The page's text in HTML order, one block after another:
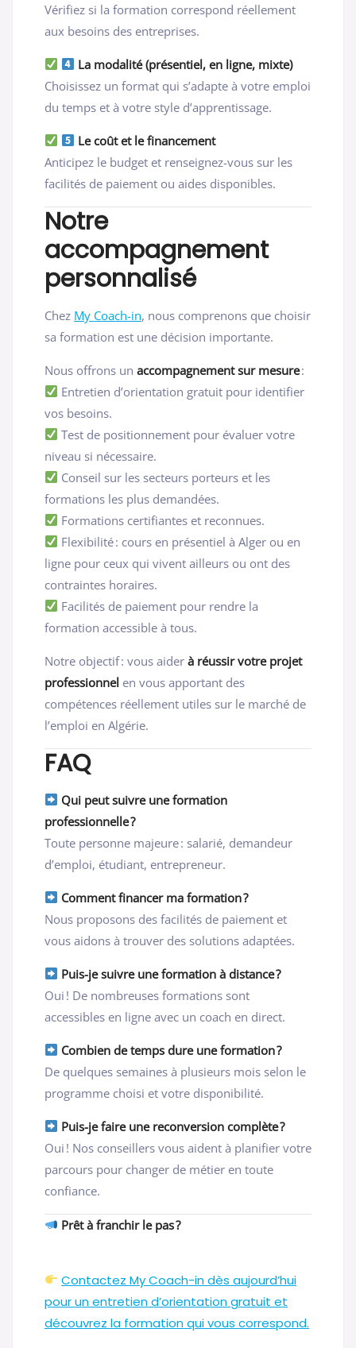
Vérifiez si la formation correspond réellement
aux besoins des entreprises.
La modalité (présentiel, en ligne, mixte)
Choisissez un format qui s’adapte à votre emploi
du temps et à votre style d’apprentissage.
Le coût et le financement
Anticipez le budget et renseignez-vous sur les
facilités de paiement ou aides disponibles.
Notre
accompagnement
personnalisé
Chez My Coach-in, nous comprenons que choisir
sa formation est une décision importante.
Nous offrons un accompagnement sur mesure:
Entretien d’orientation gratuit pour identifier
vos besoins.
Test de positionnement pour évaluer votre
niveau si nécessaire.
Conseil sur les secteurs porteurs et les
formations les plus demandées.
Formations certifiantes et reconnues.
Flexibilité : cours en présentiel à Alger ou en
ligne pour ceux qui vivent ailleurs ou ont des
contraintes horaires.
Facilités de paiement pour rendre la
formation accessible à tous.
Notre objectif : vous aider à réussir votre projet
professionnel en vous apportant des
compétences réellement utiles sur le marché de
l’emploi en Algérie.
FAQ
Qui peut suivre une formation
professionnelle ?
Toute personne majeure : salarié, demandeur
d’emploi, étudiant, entrepreneur.
Comment financer ma formation ?
Nous proposons des facilités de paiement et
vous aidons à trouver des solutions adaptées.
Puis-je suivre une formation à distance ?
Oui ! De nombreuses formations sont
accessibles en ligne avec un coach en direct.
Combien de temps dure une formation ?
De quelques semaines à plusieurs mois selon le
programme choisi et votre disponibilité.
Puis-je faire une reconversion complète ?
Oui ! Nos conseillers vous aident à planifier votre
parcours pour changer de métier en toute
confiance.
Prêt à franchir le pas ?
Contactez My Coach-in dès aujourd’hui
pour un entretien d’orientation gratuit et
découvrez la formation qui vous correspond.